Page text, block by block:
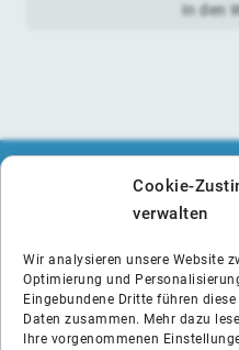
Cookie-
verwalten
Wir analysieren unsere Website
Optimierung und
Eingebundene Dritte führen
Daten zusammen. Mehr dazu
Ihre vorgenommenen
In den